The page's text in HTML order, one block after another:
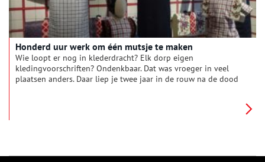
Honderd uur werk om één mutsje te maken
Wie loopt er nog in klederdracht? Elk dorp eigen
kledingvoorschriften? Ondenkbaar. Dat was vroeger in veel
plaatsen anders. Daar liep je twee jaar in de rouw na de dood